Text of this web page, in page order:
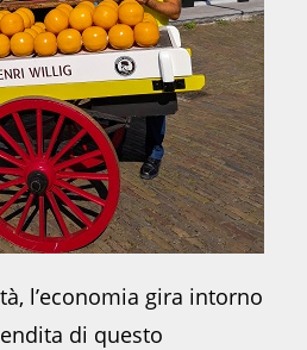
l’economia gira intorno
di questo